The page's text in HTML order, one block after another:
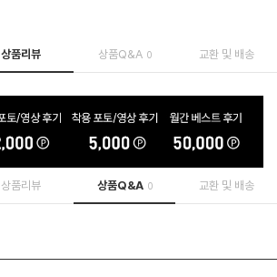
상품리뷰 상품Q&A 0 교환 및 배송
상품리뷰 상품Q&A 0 교환 및 배송